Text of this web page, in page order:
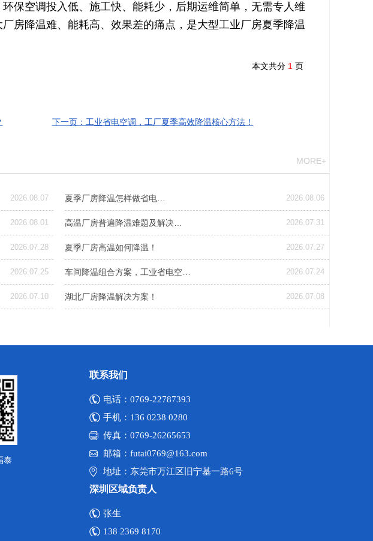
保空调投入低、施工快、能耗少，后期运维简单，无需专人维
厂房降温难、能耗高、效果差的痛点，是大型工业厂房夏季降温
本文共分 1 页
下一页：工业省电空调，工厂夏季高效降温核心方法！
MORE+
2026.08.07 夏季厂房降温怎样做省电… 2026.08.06
2026.08.01 高温厂房普遍降温难题及解决… 2026.07.31
2026.07.28 夏季厂房高温如何降温！ 2026.07.27
2026.07.25 车间降温组合方案，工业省电空… 2026.07.24
2026.07.10 湖北厂房降温解决方案！ 2026.07.08
泰
联系我们
电话：0769-22787393
手机：136 0238 0280
传真：0769-26265653
邮箱：futai0769@163.com
地址：东莞市万江区旧宁基一路6号
深圳区域负责人
张生
138 2369 8170